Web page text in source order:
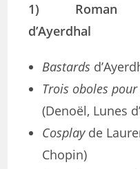
1) Roman
d’Ayerdhal
Bastards
Trois oboles
(Denoël, Lunes
Cosplayde
Chopin)